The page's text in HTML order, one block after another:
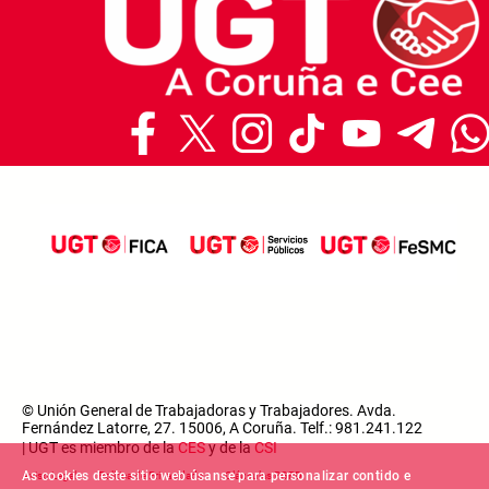
As cookies deste sitio web úsanse para personalizar contido e
© Unión General de Trabajadoras y Trabajadores. Avda.
Fernández Latorre, 27. 15006, A Coruña. Telf.: 981.241.122
| UGT es miembro de laCESy de laCSI
Footer menu
Aviso Legal Política de Privacidade Cláusulas RGPD